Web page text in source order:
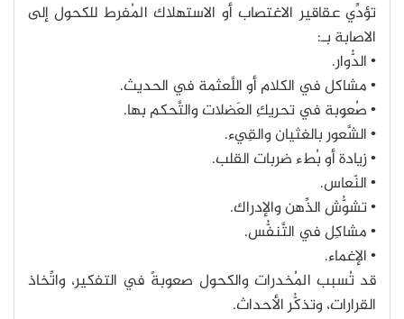
تؤدِّي عقاقير الاغتصاب أو الاستهلاك المُفرط للكحول إلى
الاصابة بـ:
• الدُّوار.
• مشاكل في الكلام أو اللَّعثمة في الحديث.
• صُعوبة في تحريكِ العَضلات والتَّحكم بها.
• الشَّعور بالغثيان والقِيء.
• زيادة أو بُطء ضربات القلب.
• النّعاس.
• تشوُّش الذِّهن والإدراك.
• مشاكِل في التَّنفُّس.
• الإغماء.
قد تُسبب المُخدرات والكحول صعوبةً في التفكير، واتِّخاذ
القرارات، وتذكُّر الأحداث.